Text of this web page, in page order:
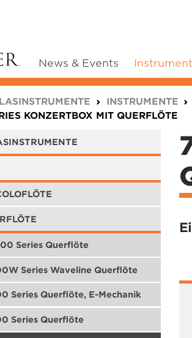
News & Events
INSTRUMENTE
KONZERTBOX MIT QUERFLÖTE
Series Querflöte
Series Waveline Querflöte
Series Querflöte, E-Mechanik
Series Querflöte